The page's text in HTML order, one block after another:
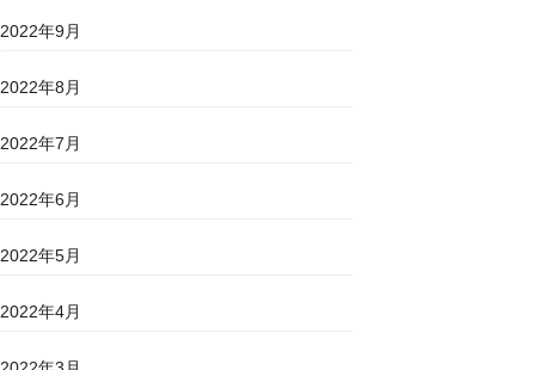
2022年9月
2022年8月
2022年7月
2022年6月
2022年5月
2022年4月